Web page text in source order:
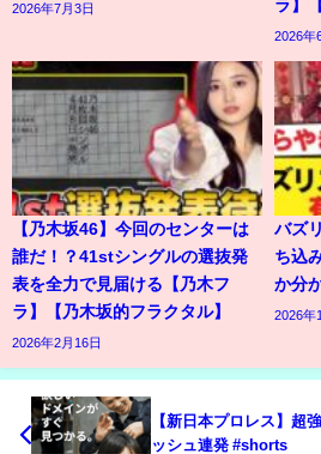
2026年7月3日 ラ】
2026年
【乃木坂46】今回のセンターは
誰だ！？41stシングルの選抜発
表を全力で見届ける【乃木フ
ラ】【乃木坂的フラクタル】
2026年2月16日
バズ
ち込
か分
2026年
【新日本プロレス】超
ッシュ連発 #shorts